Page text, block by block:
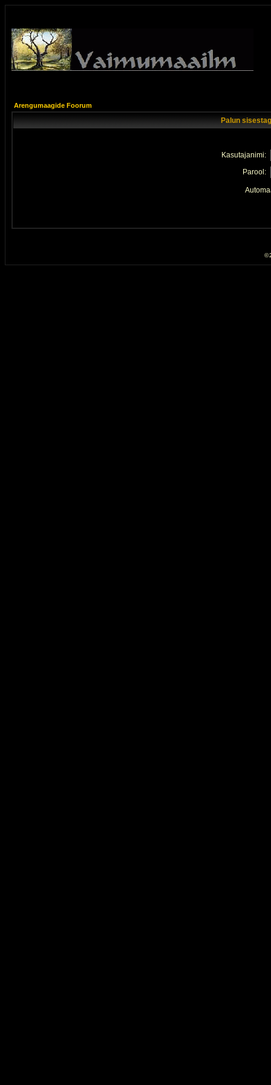
Arengumaagide Foorum
Palun
Kasutajanimi:
Parool:
©